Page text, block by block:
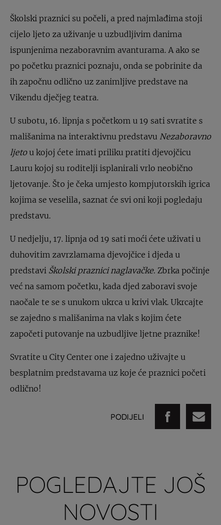
Školski praznici su počeli, a pred najmlađima stoji
cijelo ljeto za uživanje u uzbudljivim danima
ispunjenima nezaboravnim avanturama. A ako se
po početku praznici poznaju, onda se pobrinite da
ih započnu odlično uz zanimljive predstave na
Vikendu dječjeg teatra.
U subotu, 16. lipnja s početkom u 19 sati svratite s
mališanima na interaktivnu predstavu Nezaboravno
ljeto u kojoj ćete imati priliku pratiti djevojčicu
Lauru kojoj su roditelji isplanirali vrlo neobično
ljetovanje. Što je čeka umjesto kompjutorskih igrica
kojima se veselila, saznat će svi oni koji pogledaju
predstavu.
U nedjelju, 17. lipnja od 19 sati moći ćete uživati u
duhovitim zavrzlamama djevojčice i djeda u
predstavi Školski praznici naglavačke. Zbrka počinje
već na samom početku, kada djed zaboravi svoje
naočale te se s unukom ukrca u krivi vlak. Ukrcajte
se zajedno s mališanima na vlak s kojim ćete
započeti putovanje na uzbudljive ljetne praznike!
Svratite u City Center one i zajedno uživajte u
besplatnim predstavama uz koje će praznici početi
odlično!
PODIJELI
POGLEDAJTE JOŠ
NOVOSTI